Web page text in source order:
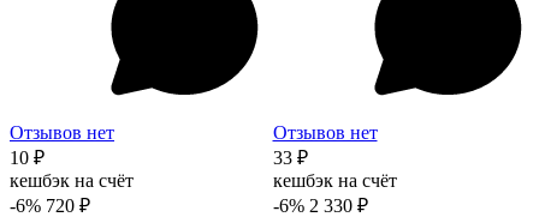
Отзывов нет
10 ₽
кешбэк на счёт
-6% 720 ₽
Отзывов нет
33 ₽
кешбэк на счёт
-6% 2 330 ₽